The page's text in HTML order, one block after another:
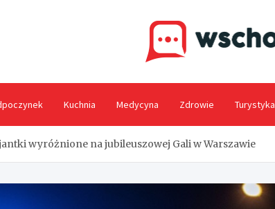
Kuchnia Medycyna Zdrowie Turystyka
wyróżnione na jubileuszowej Gali w Warszawie